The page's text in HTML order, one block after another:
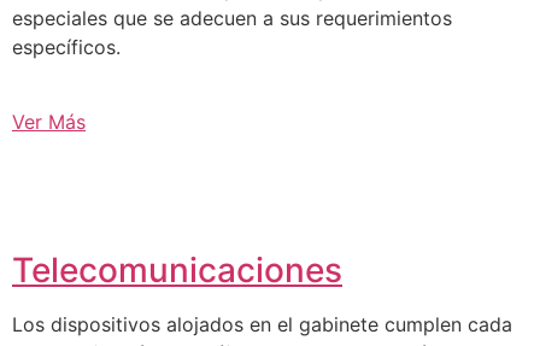
especiales que se adecuen a sus requerimientos
específicos.
Ver Más
Telecomunicaciones
Los dispositivos alojados en el gabinete cumplen cada